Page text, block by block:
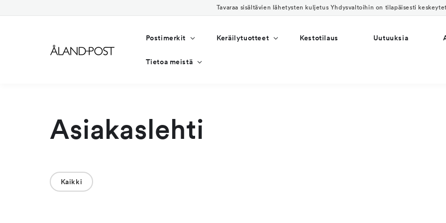
sisältöön
Tavaraa sisältävien lähetysten kuljetus Yhdysvaltoihin on tilapäisesti
Postimerkit Keräilytuotteet Kestotilaus Uutuuksia
Tietoa meistä
Asiakaslehti
Kaikki